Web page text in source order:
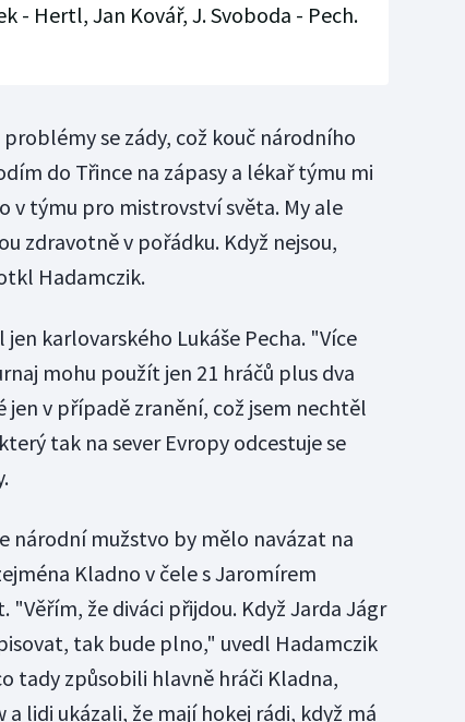
- Hertl, Jan Kovář, J. Svoboda - Pech.
se zády, což kouč národního
do Třince na zápasy a lékař týmu mi
v týmu pro mistrovství světa. My ale
zdravotně v pořádku. Když nejsou,
Hadamczik.
karlovarského Lukáše Pecha. "Více
mohu použít jen 21 hráčů plus dva
jen v případě zranění, což jsem nechtěl
tak na sever Evropy odcestuje se
národní mužstvo by mělo navázat na
Kladno v čele s Jaromírem
že diváci přijdou. Když Jarda Jágr
tak bude plno," uvedl Hadamczik
tady způsobili hlavně hráči Kladna,
lidi ukázali, že mají hokej rádi, když má